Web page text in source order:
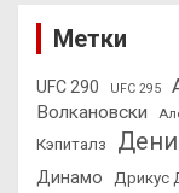
Метки
UFC 290 UFC 295
Волкановски
Кэпиталз
Динамо Дрикус